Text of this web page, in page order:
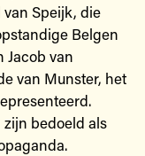
Speijk, die
Belgen
Jacob van
van Munster, het
zijn bedoeld als